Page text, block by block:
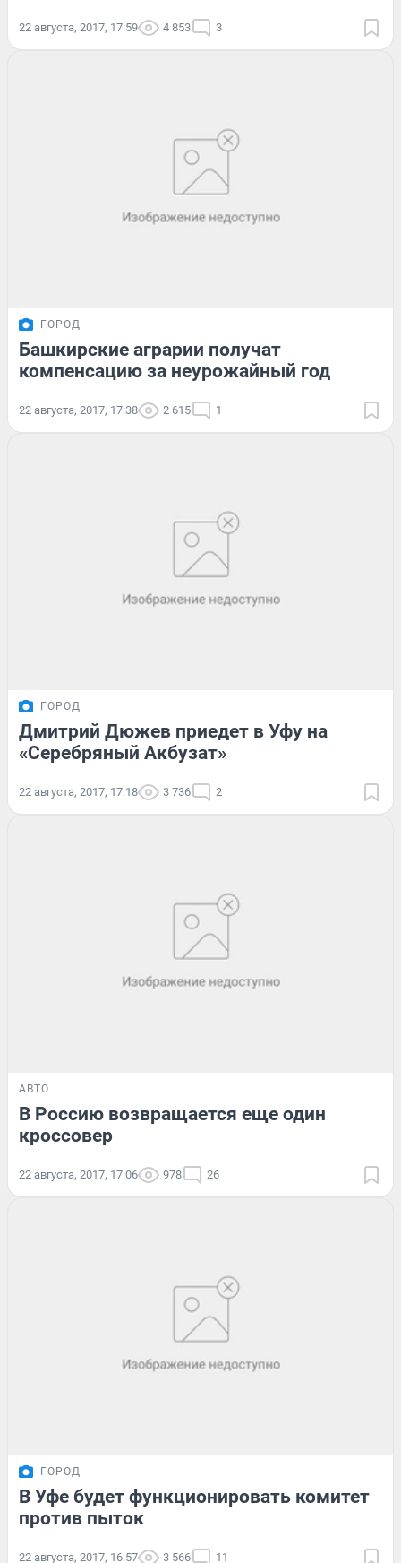
22 августа, 2017, 17:59 4 853 3
ГОРОД
Башкирские аграрии получат
компенсацию за неурожайный год
22 августа, 2017, 17:38 2 615 1
ГОРОД
Дмитрий Дюжев приедет в Уфу на
«Серебряный Акбузат»
22 августа, 2017, 17:18 3 736 2
АВТО
В Россию возвращается еще один
кроссовер
22 августа, 2017, 17:06 978 26
ГОРОД
В Уфе будет функционировать комитет
против пыток
22 августа, 2017, 16:57 3 566 11